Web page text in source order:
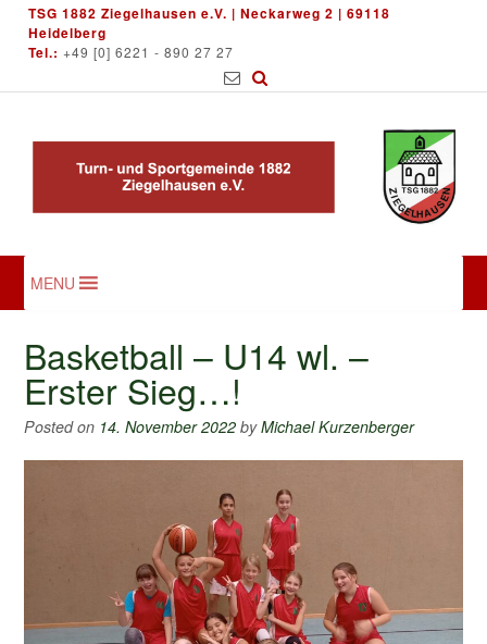
Skip
content
TSG 1882 Ziegelhausen e.V. | Neckarweg 2 | 69118
Heidelberg
Tel.: +49 [0] 6221 - 890 27 27
MENU
Basketball – U14 wl. –
Erster Sieg…!
Posted on 14. November 2022 byMichael Kurzenberger